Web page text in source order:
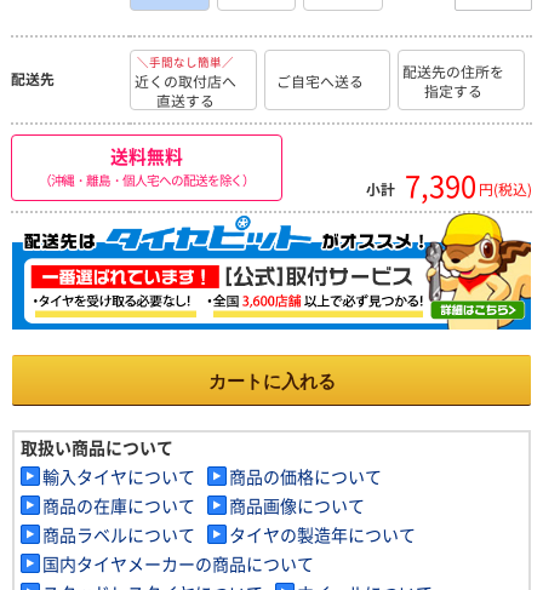
配送先
＼手間なし簡単／
近くの取付店へ
直送する
ご自宅へ送る
配送先の住所を
指定する
送料無料
（沖縄・離島・個人宅への配送を除く） 小計 7,390 円(税込)
カートに入れる
取扱い商品について
輸入タイヤについて
商品の価格について
商品の在庫について
商品画像について
商品ラベルについて
タイヤの製造年について
国内タイヤメーカーの商品について